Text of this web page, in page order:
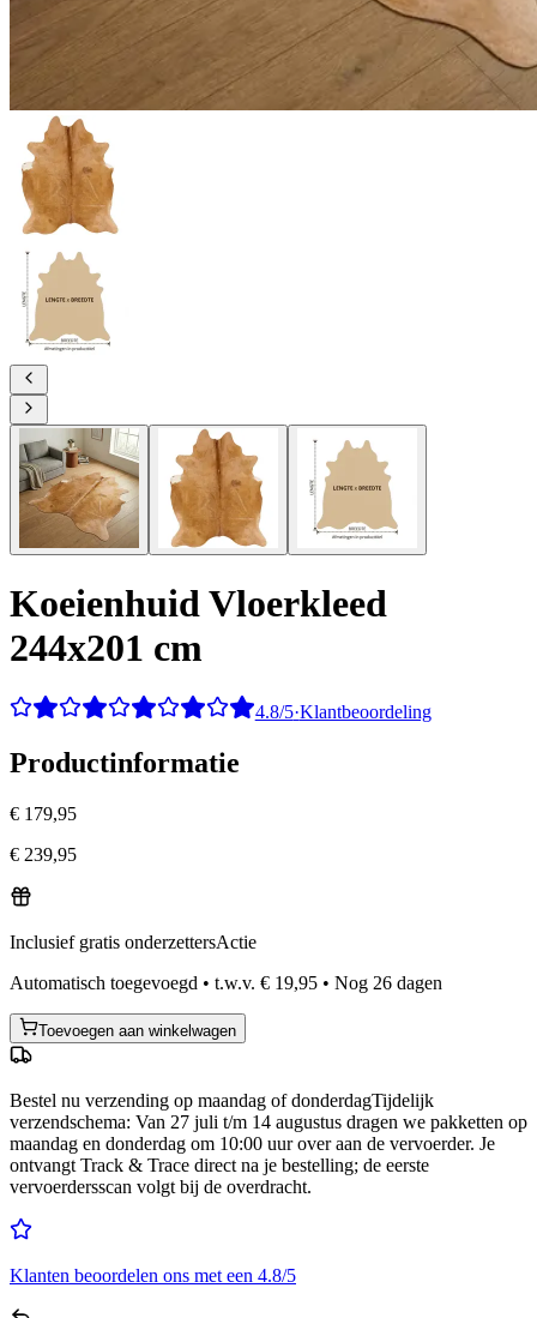
Koeienhuid Vloerkleed
244x201 cm
4.8/5·Klantbeoordeling
Productinformatie
€ 179,95
€ 239,95
Inclusief gratis onderzettersActie
Automatisch toegevoegd • t.w.v. € 19,95 • Nog 26 dagen
Toevoegen aan winkelwagen
Bestel nu verzending op maandag of donderdagTijdelijk
verzendschema: Van 27 juli t/m 14 augustus dragen we pakketten op
maandag en donderdag om 10:00 uur over aan de vervoerder. Je
ontvangt Track & Trace direct na je bestelling; de eerste
vervoerdersscan volgt bij de overdracht.
Klanten beoordelen ons met een 4.8/5